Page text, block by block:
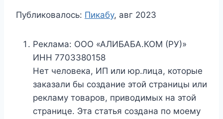
Публиковалось: Пикабу, авг 2023
Реклама: ООО «АЛИБАБА.КОМ (РУ)»
ИНН 7703380158
Нет человека, ИП или юр.лица, которые
заказали бы создание этой страницы или
рекламу товаров, приводимых на этой
странице. Эта статья создана по моему